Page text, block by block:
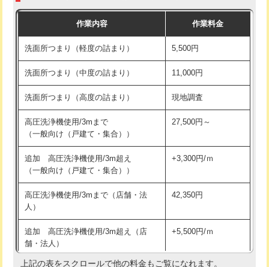
モルタル補修（厚さ10㎝まで） 27,500円
モルタル補修（厚さ10㎝超え） 38,500円
洗面台設置 38,500円
バスタブ設置 現場見積
追加人工 16,500円
廃棄・処分
※給水管工事は20mmまでの価格です。
交換・取付（その他部品） 11,000円+材料費
持込商品取付（単水栓） 13,200円
持込商品取付（混合水栓） 16,500円
持込商品取付（浄水器・分岐水栓） 16,500円
給水管工事※（ホール加工) 16,500円
給水管工事※（バンド止め)
給水管工事※（支持金具設置) 5,500円
給水管工事※（保温材使用（バンド止
め込み）)
5,500円
給水管工事※（土の掘削・埋め戻し作
業)
11,000円
作業内容 作業料金
洗面所つまり（軽度の詰まり） 5,500円
洗面所つまり（中度の詰まり） 11,000円
洗面所つまり（高度の詰まり） 現地調査
高圧洗浄機使用/3mまで
（一般向け（戸建て・集合））
27,500円～
追加 高圧洗浄機使用/3m超え
（一般向け（戸建て・集合））
+3,300円/ｍ
高圧洗浄機使用/3mまで（店舗・法
人）
42,350円
追加 高圧洗浄機使用/3m超え（店
舗・法人）
+5,500円/ｍ
上記の表をスクロールで他の料金もご覧になれます。